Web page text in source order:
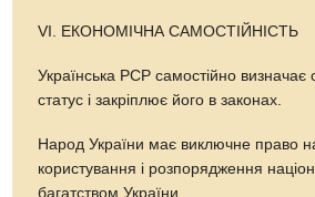
VІ. ЕКОНОМІЧНА САМОСТІЙНІСТЬ
Українська РСР самостійно визначає
статус і закріплює його в законах.
Народ України має виключне право
користування і розпорядження
багатством України.